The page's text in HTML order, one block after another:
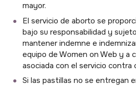
mayor.
El servicio de aborto se
bajo su responsabilidad y
mantener indemne e
equipo de Women on Web y a
asociada con el servicio contra
Si las pastillas no se entregan